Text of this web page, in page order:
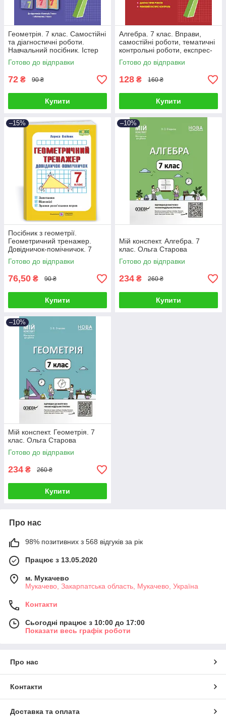
Геометрія. 7 клас. Самостійні
та діагностичні роботи.
Навчальний посібник. Істер
О.С.
Готово до відправки
72 ₴ 90 ₴
Купити
Алгебра. 7 клас. Вправи,
самостійні роботи, тематичні
контрольні роботи, експрес-
контроль. Істер О. С.
Готово до відправки
128 ₴ 160 ₴
Купити
–15%
Посібник з геометрії.
Геометричний тренажер.
Довідничок-помічничок. 7
клас
Готово до відправки
76,50 ₴ 90 ₴
Купити
–10%
Мій конспект. Алгебра. 7
клас. Ольга Старова
Готово до відправки
234 ₴ 260 ₴
Купити
–10%
Мій конспект. Геометрія. 7
клас. Ольга Старова
Готово до відправки
234 ₴ 260 ₴
Купити
Про нас
98% позитивних з 568 відгуків за рік
Працює з 13.05.2020
м. Мукачево
Мукачево, Закарпатська область, Мукачево, Україна
Контакти
Сьогодні працює з 10:00 до 17:00
Показати весь графік роботи
Про нас
Контакти
Доставка та оплата